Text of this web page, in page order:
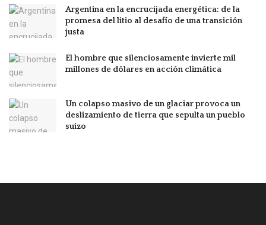
Argentina en la encrucijada energética: de la
promesa del litio al desafío de una transición
justa
El hombre que silenciosamente invierte mil
millones de dólares en acción climática
Un colapso masivo de un glaciar provoca un
deslizamiento de tierra que sepulta un pueblo
suizo